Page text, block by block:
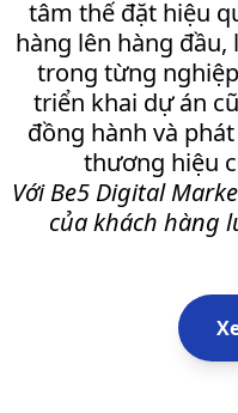
tâm thế đặt hiệu
hàng lên hàng
trong từng
triển khai dự án
đồng hành và
thương hiệu
Với Be5 Digital
của khách hàng